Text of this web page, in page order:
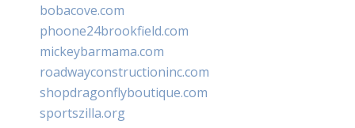
bobacove.com
phoone24brookfield.com
mickeybarmama.com
roadwayconstructioninc.com
shopdragonflyboutique.com
sportszilla.org